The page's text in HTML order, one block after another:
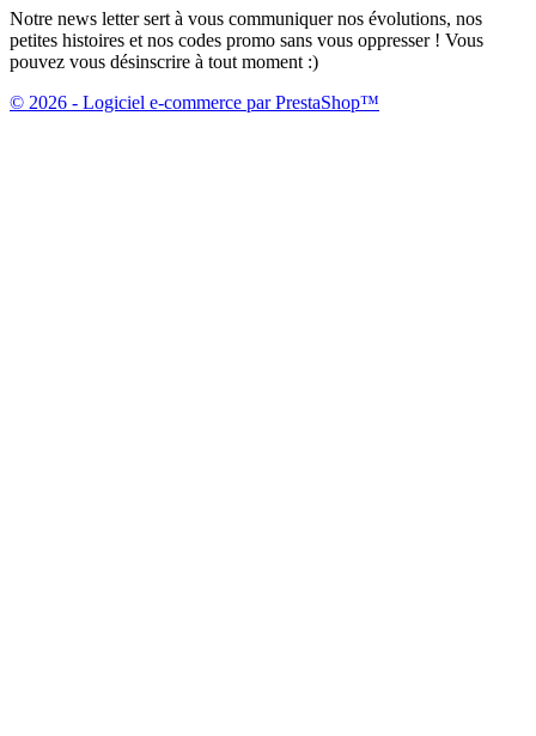
Notre news letter sert à vous communiquer nos évolutions, nos
petites histoires et nos codes promo sans vous oppresser ! Vous
pouvez vous désinscrire à tout moment :)
© 2026 - Logiciel e-commerce par PrestaShop™